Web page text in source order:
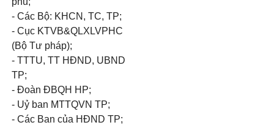
- Các Bộ: KHCN, TC, TP;
- Cục KTVB&QLXLVPHC
(Bộ Tư pháp);
- TTTU, TT HĐND, UBND
TP;
- Đoàn ĐBQH HP;
- Uỷ ban MTTQVN TP;
- Các Ban của HĐND TP;